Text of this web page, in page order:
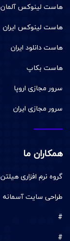
هاست لینوکس آلمان
هاست لینوکس ایران
هاست دانلود ایران
هاست بکاپ
سرور مجازی اروپا
سرور مجازی ایران
همکاران ما
گروه نرم افزاری هیلتن
طراحی سایت آسمانه
#
#